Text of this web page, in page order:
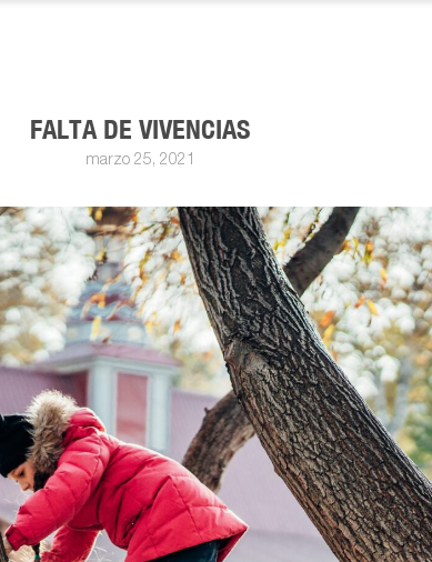
FALTA DE VIVENCIAS
marzo 25, 2021